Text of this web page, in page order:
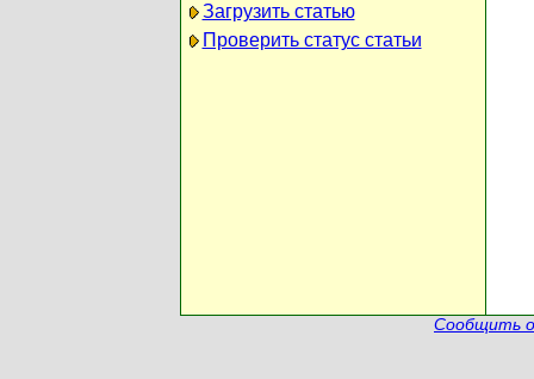
Загрузить статью
Проверить статус статьи
Сообщить о